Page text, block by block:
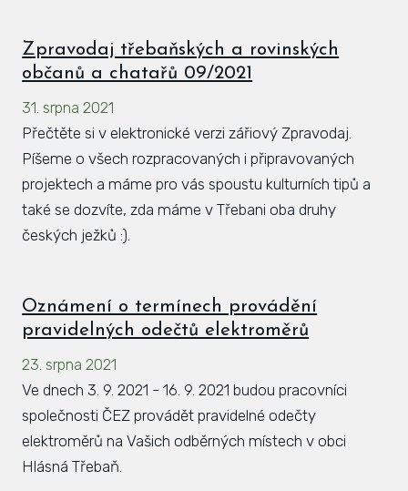
Zpravodaj třebaňských a rovinských
občanů a chatařů 09/2021
31. srpna 2021
Přečtěte si v elektronické verzi zářiový Zpravodaj.
Píšeme o všech rozpracovaných i připravovaných
projektech a máme pro vás spoustu kulturních tipů a
také se dozvíte, zda máme v Třebani oba druhy
českých ježků :).
Oznámení o termínech provádění
pravidelných odečtů elektroměrů
23. srpna 2021
Ve dnech 3. 9. 2021 - 16. 9. 2021 budou pracovníci
společnosti ČEZ provádět pravidelné odečty
elektroměrů na Vašich odběrných místech v obci
Hlásná Třebaň.